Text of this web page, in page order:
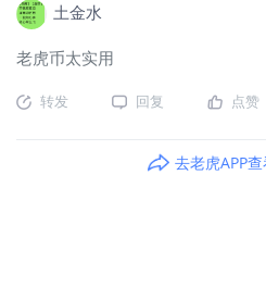
土金水
老虎币太实用
转发 回复 点赞
去老虎APP